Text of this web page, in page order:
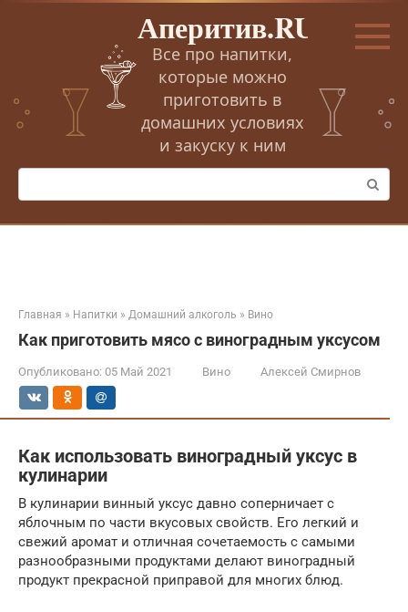
Перейти
Аперитив.RU
Все про напитки,
которые можно
приготовить в
домашних условиях
и закуску к ним
Поиск:
Главная » Напитки » Домашний алкоголь » Вино
Как приготовить мясо с виноградным уксусом
Опубликовано: 05 Май 2021 Вино Алексей Смирнов
Как использовать виноградный уксус в
кулинарии
В кулинарии винный уксус давно соперничает с
яблочным по части вкусовых свойств. Его легкий и
свежий аромат и отличная сочетаемость с самыми
разнообразными продуктами делают виноградный
продукт прекрасной приправой для многих блюд.